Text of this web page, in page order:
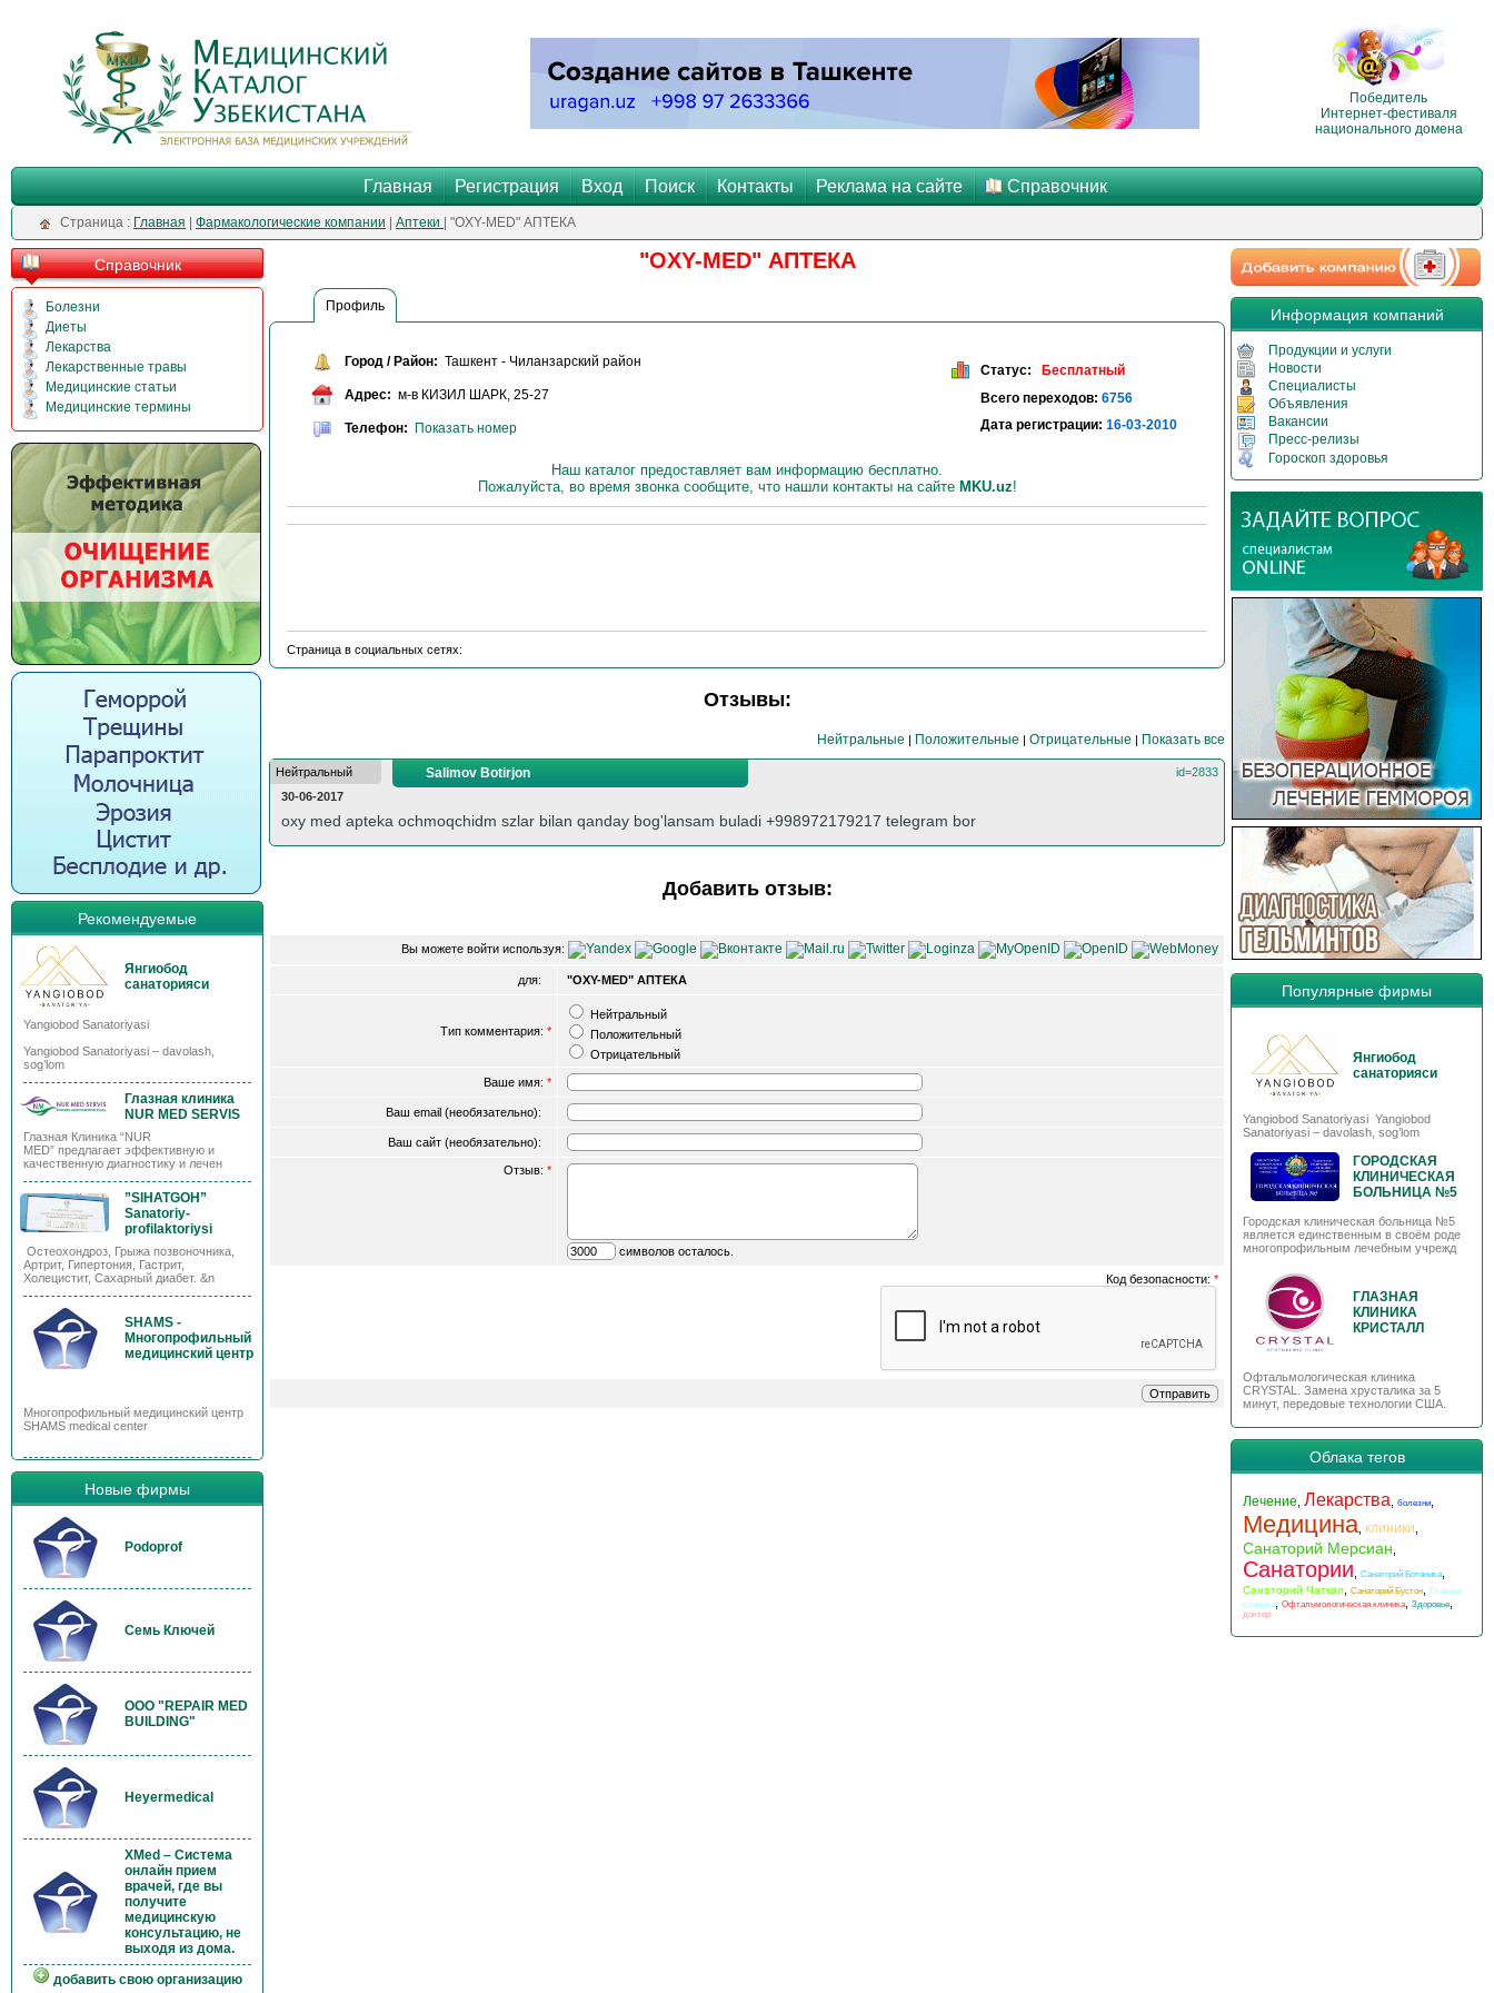
Победитель
Интернет-фестиваля
национального домена
Главная Регистрация Вход Поиск Контакты Реклама на сайте Справочник
Cтраница : Главная Фармакологические компании Аптеки | "OXY-MED" АПТЕКА
Справочник
Болезни
Диеты
Лекарства
Лекарственные травы
Медицинские статьи
Медицинские термины
Рекомендуемые
Янгиобод
санаторияси
Yangiobod Sanatoriyasi
Yangiobod Sanatoriyasi – davolash,
sog’lom
Глазная клиника
NUR MED SERVIS
Глазная Клиника “NUR
MED” предлагает эффективную и
качественную диагностику и лечен
”SIHATGOH”
Sanatoriy-
profilaktoriysi
Остеохондроз, Грыжа позвоночника,
Артрит, Гипертония, Гастрит,
Холецистит, Сахарный диабет. &n
SHAMS -
Многопрофильный
медицинский центр
Многопрофильный медицинский центр
SHAMS medical center
Новые фирмы
Podoprof
Семь Ключей
OOO "REPAIR MED
BUILDING"
Heyermedical
XMed – Система
онлайн прием
врачей, где вы
получите
медицинскую
консультацию, не
выходя из дома.
добавить свою организацию
"OXY-MED" АПТЕКА
Профиль
Город / Район: Ташкент - Чиланзарский район
Адрес: м-в КИЗИЛ ШАРК, 25-27
Телефон: Показать номер
Статус:
Бесплатный
Всего переходов: 6756
Дата регистрации: 16-03-2010
Наш каталог предоставляет вам информацию бесплатно.
Пожалуйста, во время звонка сообщите, что нашли контакты на сайте МKU.uz!
Страница в социальных сетях:
Отзывы:
Нейтральные Положительные Отрицательные Показать все
Нейтральный
30-06-2017
Salimov Botirjon id=2833
oxy med apteka ochmoqchidm szlar bilan qanday bog'lansam buladi +998972179217 telegram bor
Добавить отзыв:
Вы можете войти используя:
для: "OXY-MED" АПТЕКА
Тип комментария: *
Нейтральный
Положительный
Отрицательный
Ваше имя: *
Ваш email (необязательно):
Ваш сайт (необязательно):
Отзыв: *
символов осталось.
Код безопасности: *
Информация компаний
Продукции и услуги
Новости
Специалисты
Объявления
Вакансии
Пресс-релизы
Гороскоп здоровья
Популярные фирмы
Янгиобод
санаторияси
Yangiobod Sanatoriyasi Yangiobod
Sanatoriyasi – davolash, sog’lom
ГОРОДСКАЯ
КЛИНИЧЕСКАЯ
БОЛЬНИЦА №5
Городская клиническая больница №5
является единственным в своём роде
многопрофильным лечебным учрежд
ГЛАЗНАЯ
КЛИНИКА
КРИСТАЛЛ
Офтальмологическая клиника
CRYSTAL. Замена хрусталика за 5
минут, передовые технологии США.
Облака тегов
Лечение Лекарства болезни
Медицина клиники
Санаторий Мерсиан
Санатории Санаторий Ботаника
Санаторий Чаткал Санаторий Бустон
Глазная
клиника
Офтальмологическая клиника Здоровье
доктор